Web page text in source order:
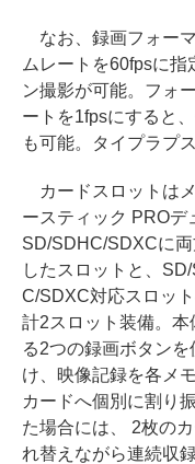
なお、録画フォー
ムレートを60fpsに指
ン撮影が可能。フォ
ートを1fpsにすると
も可能。タイプラプ
カードスロットは
ースティック PROデ
SD/SDHC/SDXCに
したスロットと、SD/
C/SDXC対応スロッ
計2スロット装備。本
る2つの録画ボタンを
け、映像記録を各メ
カードへ個別に割り
た場合には、 2枚の
れ替えながら連続収